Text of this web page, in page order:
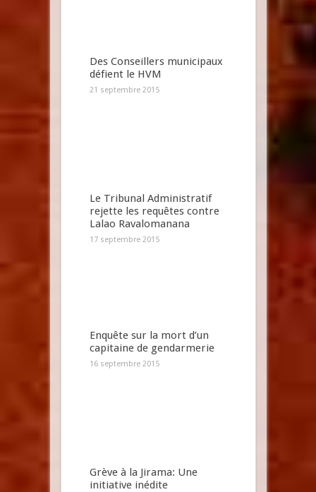
Des Conseillers municipaux
défient le HVM
21 septembre 2015
Le Tribunal Administratif
rejette les requêtes contre
Lalao Ravalomanana
17 septembre 2015
Enquête sur la mort d’un
capitaine de gendarmerie
16 septembre 2015
Grève à la Jirama: Une
initiative inédite